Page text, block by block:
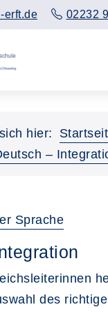
erft.de 02232
hier:
–
Sprache
des